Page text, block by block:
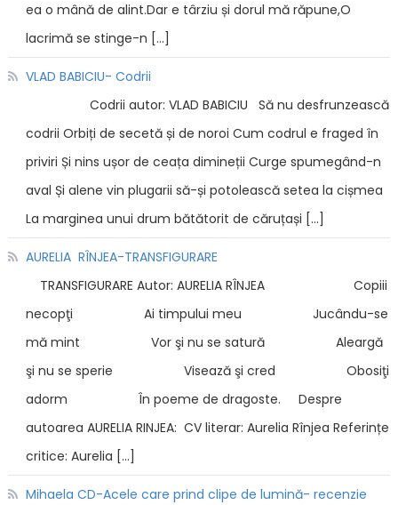
ea o mână de alint.Dar e târziu și dorul mă răpune,O
lacrimă se stinge-n […]
VLAD BABICIU- Codrii
Codrii autor: VLAD BABICIU Să nu desfrunzească
codrii Orbiți de secetă și de noroi Cum codrul e fraged în
priviri Și nins ușor de ceața dimineții Curge spumegând-n
aval Și alene vin plugarii să-și potolească setea la cișmea
La marginea unui drum bătătorit de căruțași […]
AURELIA RÎNJEA-TRANSFIGURARE
TRANSFIGURARE Autor: AURELIA RÎNJEA Copiii
necopţi Ai timpului meu Jucându-se
mă mint Vor şi nu se satură Aleargă
şi nu se sperie Visează şi cred Obosiţi
adorm În poeme de dragoste. Despre
autoarea AURELIA RINJEA: CV literar: Aurelia Rînjea Referințe
critice: Aurelia […]
Mihaela CD-Acele care prind clipe de lumină- recenzie